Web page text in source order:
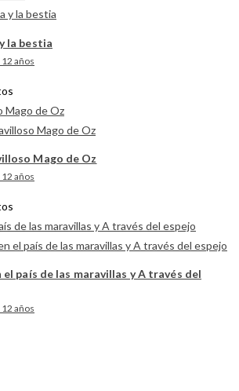
la bestia
años
Mago de Oz
años
el país de las maravillas y A través del
años